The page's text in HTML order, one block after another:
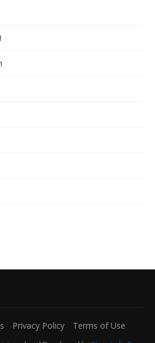
Privacy Policy Terms of Use